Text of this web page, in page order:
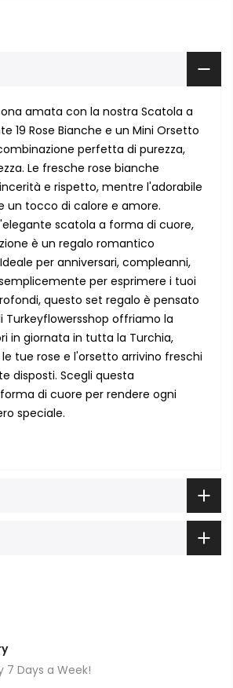
amata con la nostra Scatola a
19 Rose Bianche e un Mini Orsetto
perfetta di purezza,
Le fresche rose bianche
e rispetto, mentre l'adorabile
un tocco di calore e amore.
scatola a forma di cuore,
è un regalo romantico
per anniversari, compleanni,
per esprimere i tuoi
questo set regalo è pensato
Turkeyflowersshop offriamo la
in giornata in tutta la Turchia,
tue rose e l'orsetto arrivino freschi
disposti. Scegli questa
di cuore per rendere ogni
speciale.
7 Days a Week!